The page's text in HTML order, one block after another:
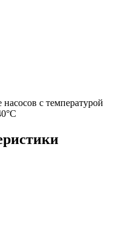
с температурой